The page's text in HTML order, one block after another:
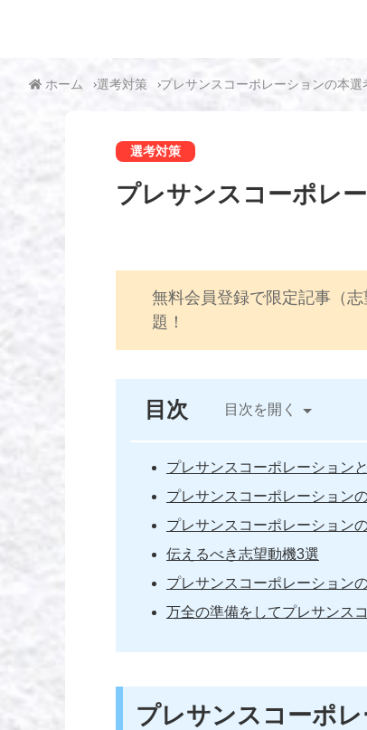
ホーム 選考対策 プレサンスコーポレーションの本
選考対策
プレサンスコーポレ
無料会員登録で限定記事（
題！
目次 目次を開く
プレサンスコーポレーション
プレサンスコーポレーション
プレサンスコーポレーション
伝えるべき志望動機3選
プレサンスコーポレーション
万全の準備をしてプレサンス
プレサンスコーポ